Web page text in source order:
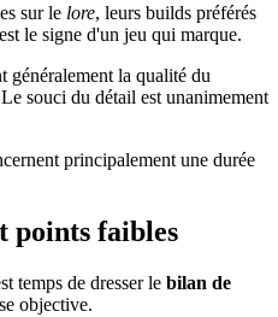
sur le lore, leurs builds préférés
le signe d'un jeu qui marque.
généralement la qualité du
souci du détail est unanimement
principalement une durée
points faibles
temps de dresser le bilan de
objective.